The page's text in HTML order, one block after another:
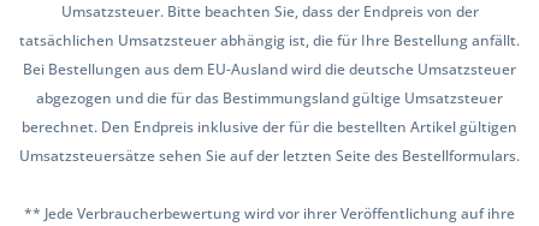
Umsatzsteuer. Bitte beachten Sie, dass der Endpreis von der
tatsächlichen Umsatzsteuer abhängig ist, die für Ihre Bestellung anfällt.
Bei Bestellungen aus dem EU-Ausland wird die deutsche Umsatzsteuer
abgezogen und die für das Bestimmungsland gültige Umsatzsteuer
berechnet. Den Endpreis inklusive der für die bestellten Artikel gültigen
Umsatzsteuersätze sehen Sie auf der letzten Seite des Bestellformulars.
** Jede Verbraucherbewertung wird vor ihrer Veröffentlichung auf ihre